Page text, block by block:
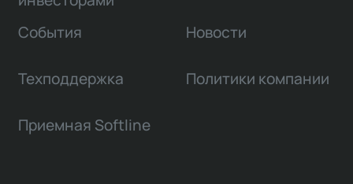
События Новости
Техподдержка Политики компании
Приемная Softline